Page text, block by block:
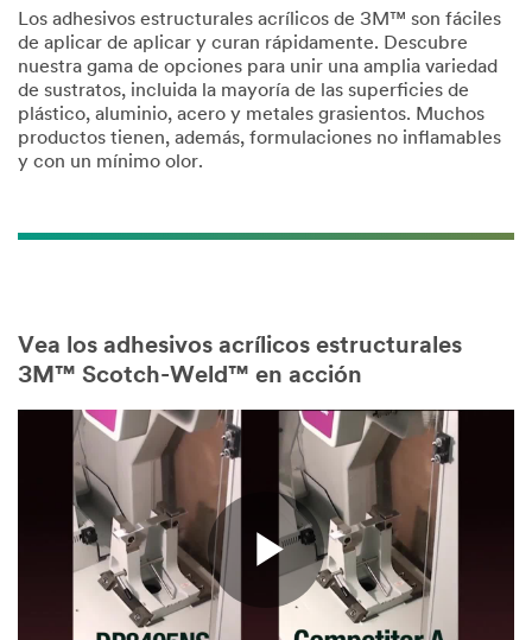
Los adhesivos estructurales acrílicos de 3M™ son fáciles
de aplicar de aplicar y curan rápidamente. Descubre
nuestra gama de opciones para unir una amplia variedad
de sustratos, incluida la mayoría de las superficies de
plástico, aluminio, acero y metales grasientos. Muchos
productos tienen, además, formulaciones no inflamables
y con un mínimo olor.
Vea los adhesivos acrílicos estructurales
3M™ Scotch-Weld™ en acción
Play